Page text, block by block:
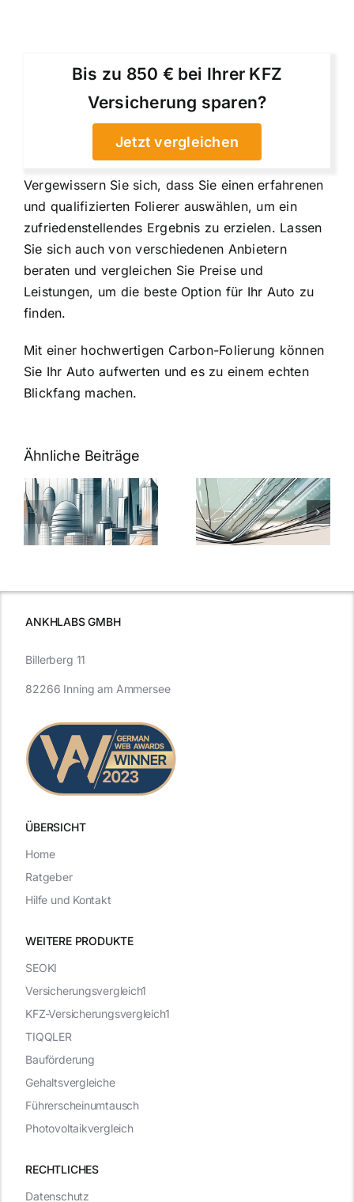
Bis zu 850 € bei Ihrer KFZ
Versicherung sparen?
Jetzt vergleichen
Vergewissern Sie sich, dass Sie einen erfahrenen
und qualifizierten Folierer auswählen, um ein
zufriedenstellendes Ergebnis zu erzielen. Lassen
Sie sich auch von verschiedenen Anbietern
beraten und vergleichen Sie Preise und
Leistungen, um die beste Option für Ihr Auto zu
finden.
Mit einer hochwertigen Carbon-Folierung können
Sie Ihr Auto aufwerten und es zu einem echten
Blickfang machen.
Ähnliche Beiträge
5 Gründe,
warum
Nanoversiegelung
auf Glas
7
Expertentipps
für maximale
ANKHLABS GMBH
ÜBERSICHT
WEITERE PRODUKTE
RECHTLICHES
Billerberg 11
82266 Inning am Ammersee
Datenschutz
SEOKI
Versicherungsvergleich1
KFZ-Versicherungsvergleich1
TIQQLER
Bauförderung
Gehaltsvergleiche
Führerscheinumtausch
Photovoltaikvergleich
Home
Ratgeber
Hilfe und Kontakt